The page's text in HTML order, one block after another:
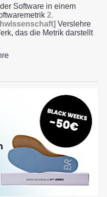
Software in einem
2.
Verslehre
das die Metrik darstellt